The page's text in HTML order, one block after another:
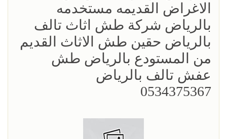
الاغراض القديمه مستخدمه
بالرياض شركة طش اثاث تالف
بالرياض حقين طش الاثاث القديم
من المستودع بالرياض طش
عفش تالف بالرياض
0534375367